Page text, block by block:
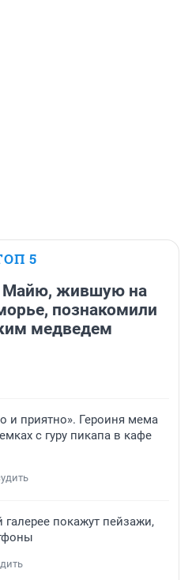
5
Майю, жившую на
познакомили
медведем
и приятно». Героиня мема
с гуру пикапа в кафе
галерее покажут пейзажи,